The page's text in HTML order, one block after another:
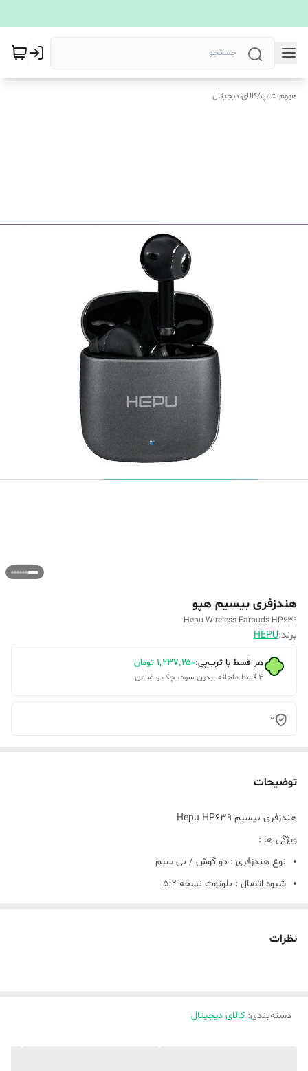
هووم شاپ/کالای دیجیتال
هندزفری بیسیم هپو
Hepu Wireless Earbuds HP639
برند:HEPU
هر قسط با ترب‌پی:۱٬۲۳۷٬۲۵۰ تومان
۴ قسط ماهانه. بدون سود، چک و ضامن.
0
توضیحات
هندزفری بیسیم Hepu HP639
ویژگی ها :
نوع هندزفری : دو گوش / بی سیم
شیوه اتصال :‌ بلوتوث نسخه ۵.۲
نمایشگر میزان شارژ : دارد / تک چراغ LED
نظرات
دسته‌بندی: کالای دیجیتال